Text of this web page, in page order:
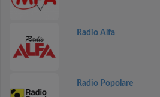
Radio Alfa
Radio Popolare